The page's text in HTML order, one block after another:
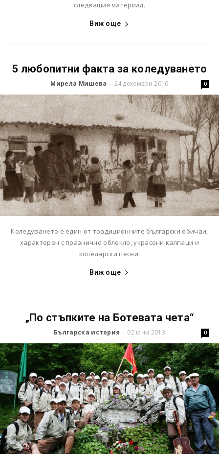
следващия материал.
Виж още
5 любопитни факта за коледуването
Мирела Мишева - 24 декември 2016 0
Коледуването е един от традиционните български обичаи,
характерен с празнично облекло, украсени калпаци и
коледарски песни.
Виж още
„По стъпките на Ботевата чета“
Българска история - 02 юни 2013 0